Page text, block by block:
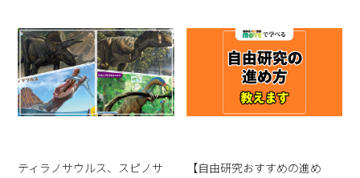
ティラノサウルス、スピノサ
【自由研究おすすめの進め